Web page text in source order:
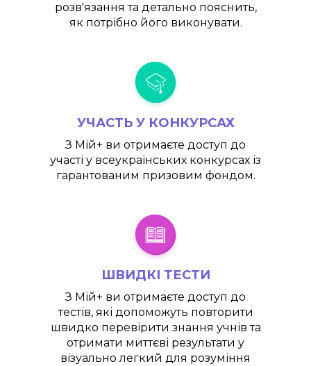
розв'язання та детально пояснить,
як потрібно його виконувати.
УЧАСТЬ У КОНКУРСАХ
З Мій+ ви отримаєте доступ до
участі у всеукраїнських конкурсах із
гарантованим призовим фондом.
ШВИДКІ ТЕСТИ
З Мій+ ви отримаєте доступ до
тестів, які допоможуть повторити
швидко перевірити знання учнів та
отримати миттєві результати у
візуально легкий для розуміння